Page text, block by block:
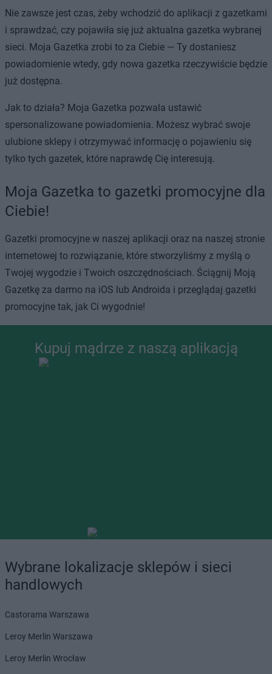
Nie zawsze jest czas, żeby wchodzić do aplikacji z gazetkami
i sprawdzać, czy pojawiła się już aktualna gazetka wybranej
sieci. Moja Gazetka zrobi to za Ciebie — Ty dostaniesz
powiadomienie wtedy, gdy nowa gazetka rzeczywiście będzie
już dostępna.
Jak to działa? Moja Gazetka pozwala ustawić
spersonalizowane powiadomienia. Możesz wybrać swoje
ulubione sklepy i otrzymywać informację o pojawieniu się
tylko tych gazetek, które naprawdę Cię interesują.
Moja Gazetka to gazetki promocyjne dla
Ciebie!
Gazetki promocyjne w naszej aplikacji oraz na naszej stronie
internetowej to rozwiązanie, które stworzyliśmy z myślą o
Twojej wygodzie i Twoich oszczędnościach. Ściągnij Moją
Gazetkę za darmo na iOS lub Androida i przeglądaj gazetki
promocyjne tak, jak Ci wygodnie!
Kupuj mądrze z naszą aplikacją
Wybrane lokalizacje sklepów i sieci
handlowych
Castorama Warszawa
Leroy Merlin Warszawa
Leroy Merlin Wrocław